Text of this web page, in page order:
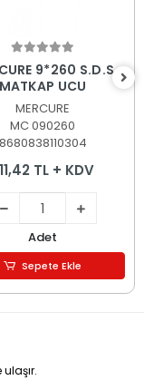
9*260 S.D.S
MATKAP UCU
MERCURE
MC 090260
8680838110304
TL + KDV
Adet
Sepete Ekle